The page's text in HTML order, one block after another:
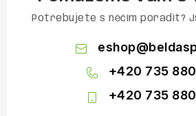
Potřebujete s něčím poradit?
eshop@
+420 735
+420 735